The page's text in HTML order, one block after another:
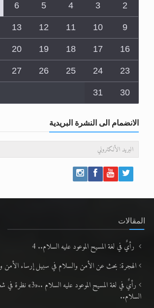
2
3
4
5
6
9
10
11
12
13
16
17
18
19
20
23
24
25
26
27
30
31
الانضمام الى النشرة البريدية
المقالات
رأيٌ في لغة المسيح الموعود عليه السلام.. 4
الهجرة: بحث عن الأمن والسلام في سبيل إرساء الأمن
رأيٌ في لغة المسيح الموعود
السلام..